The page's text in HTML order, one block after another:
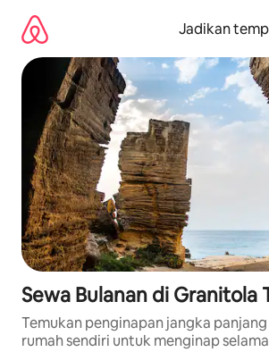
langsung
lihat
konten
Jadikan
Sewa Bulanan di Granitola
Temukan penginapan jangka
rumah sendiri untuk menginap